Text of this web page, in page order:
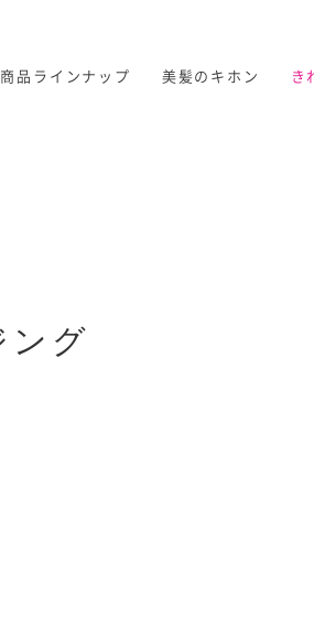
商品ラインナップ 美髪のキホン き
ング